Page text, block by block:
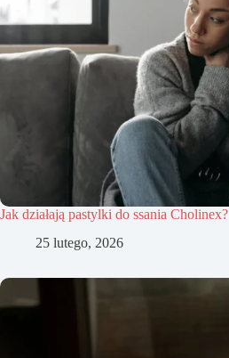
Jak działają pastylki do ssania Cholinex?
25 lutego, 2026